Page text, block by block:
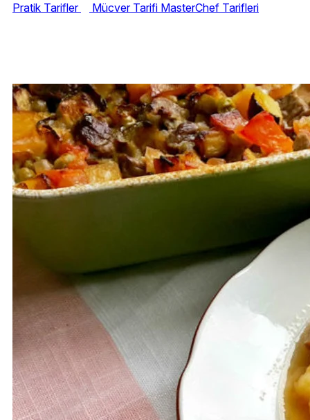
Pratik Tarifler Mücver Tarifi MasterChef Tarifleri